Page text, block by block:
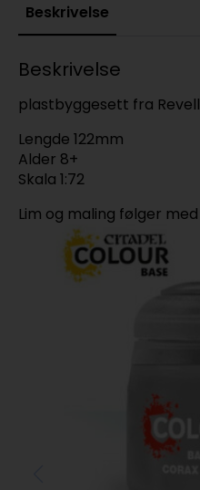
Beskrivelse
Beskrivelse
plastbyggesett fra Revell
Lengde 122mm
Alder 8+
Skala 1:72
Lim og maling følger med